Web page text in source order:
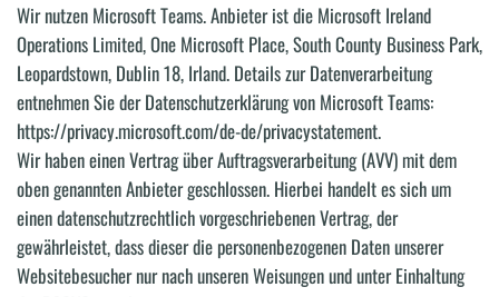
Wir nutzen Microsoft Teams. Anbieter ist die Microsoft Ireland
Operations Limited, One Microsoft Place, South County Business Park,
Leopardstown, Dublin 18, Irland. Details zur Datenverarbeitung
entnehmen Sie der Datenschutzerklärung von Microsoft Teams:
https://privacy.microsoft.com/de-de/privacystatement.
Wir haben einen Vertrag über Auftragsverarbeitung (AVV) mit dem
oben genannten Anbieter geschlossen. Hierbei handelt es sich um
einen datenschutzrechtlich vorgeschriebenen Vertrag, der
gewährleistet, dass dieser die personenbezogenen Daten unserer
Websitebesucher nur nach unseren Weisungen und unter Einhaltung